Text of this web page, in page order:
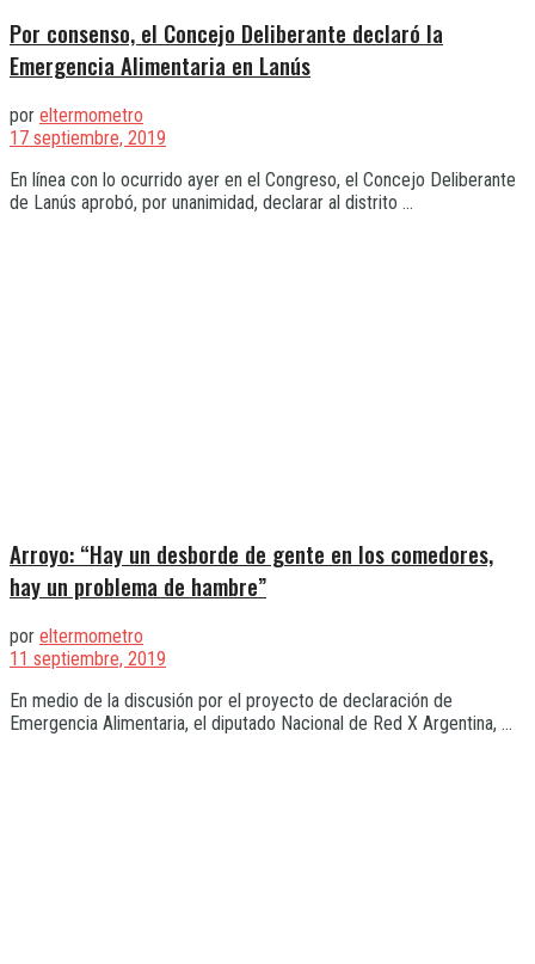
Por consenso, el Concejo Deliberante declaró la
Emergencia Alimentaria en Lanús
por eltermometro
17 septiembre, 2019
En línea con lo ocurrido ayer en el Congreso, el Concejo Deliberante
de Lanús aprobó, por unanimidad, declarar al distrito ...
Arroyo: “Hay un desborde de gente en los comedores,
hay un problema de hambre”
por eltermometro
11 septiembre, 2019
En medio de la discusión por el proyecto de declaración de
Emergencia Alimentaria, el diputado Nacional de Red X Argentina, ...